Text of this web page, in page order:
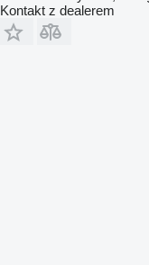
Kontakt z dealerem